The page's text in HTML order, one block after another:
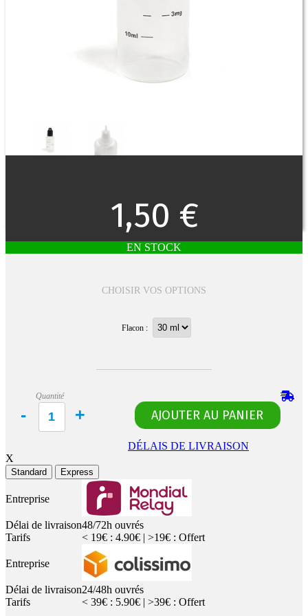
1,50 €
EN STOCK
CHOISIR VOS OPTIONS
Flacon :
Quantité
DÉLAIS DE LIVRAISON
X
Standard Express
Entreprise
Délai de livraison48/72h ouvrés
Tarifs
< 19€ : 4.90€ | >19€ : Offert
Entreprise
Délai de livraison24/48h ouvrés
Tarifs
< 39€ : 5.90€ | >39€ : Offert